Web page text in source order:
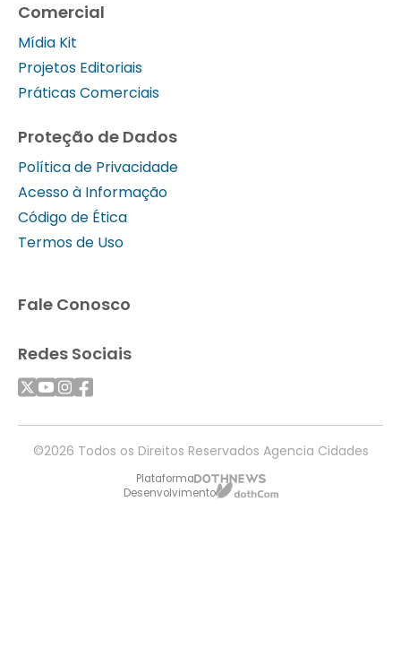
Comercial
Mídia Kit
Projetos Editoriais
Práticas Comerciais
Proteção de Dados
Política de Privacidade
Acesso à Informação
Código de Ética
Termos de Uso
Fale Conosco
Redes Sociais
©2026 Todos os Direitos Reservados Agencia Cidades
Plataforma
Desenvolvimento